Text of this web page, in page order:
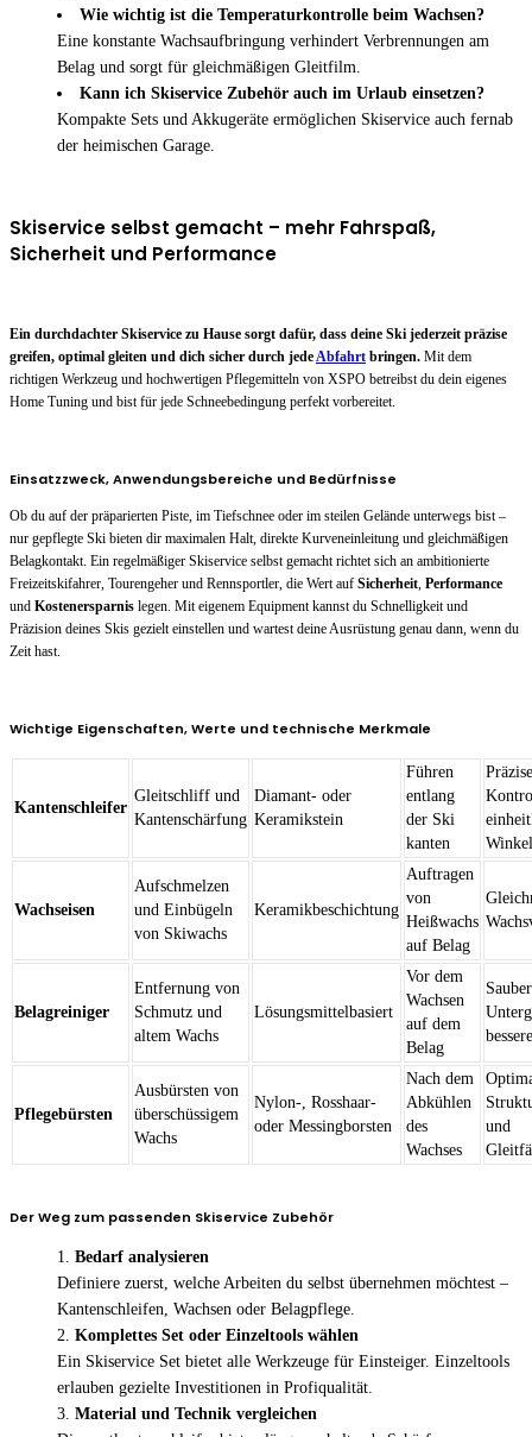
Wie wichtig ist die Temperaturkontrolle beim Wachsen?
Eine konstante Wachsaufbringung verhindert Verbrennungen am
Belag und sorgt für gleichmäßigen Gleitfilm.
Kann ich Skiservice Zubehör auch im Urlaub einsetzen?
Kompakte Sets und Akkugeräte ermöglichen Skiservice auch fernab
der heimischen Garage.
Skiservice selbst gemacht – mehr Fahrspaß,
Sicherheit und Performance
Ein durchdachter Skiservice zu Hause sorgt dafür, dass deine Ski jederzeit präzise
greifen, optimal gleiten und dich sicher durch jedeAbfahrt bringen. Mit dem
richtigen Werkzeug und hochwertigen Pflegemitteln von XSPO betreibst du dein eigenes
Home Tuning und bist für jede Schneebedingung perfekt vorbereitet.
Einsatzzweck, Anwendungsbereiche und Bedürfnisse
Ob du auf der präparierten Piste, im Tiefschnee oder im steilen Gelände unterwegs bist –
nur gepflegte Ski bieten dir maximalen Halt, direkte Kurveneinleitung und gleichmäßigen
Belagkontakt. Ein regelmäßiger Skiservice selbst gemacht richtet sich an ambitionierte
Freizeitskifahrer, Tourengeher und Rennsportler, die Wert auf Sicherheit, Performance
und Kostenersparnis legen. Mit eigenem Equipment kannst du Schnelligkeit und
Präzision deines Skis gezielt einstellen und wartest deine Ausrüstung genau dann, wenn du
Zeit hast.
Wichtige Eigenschaften, Werte und technische Merkmale
Kantenschleifer
Gleitschliff und
Kantenschärfung
Diamant- oder
Keramikstein
Führen
entlang
der Ski
kanten
Präzise
Winkel
Wachseisen
Aufschmelzen
und Einbügeln
von Skiwachs
Keramikbeschichtung
Auftragen
von
Heißwachs
auf Belag
Belagreiniger
Entfernung von
Schmutz und
altem Wachs
Lösungsmittelbasiert
Vor dem
Wachsen
auf dem
Belag
Pflegebürsten
Ausbürsten von
überschüssigem
Wachs
Nylon-, Rosshaar-
oder Messingborsten
Nach dem
Abkühlen
des
Wachses
und
Der Weg zum passenden Skiservice Zubehör
Bedarf analysieren
Definiere zuerst, welche Arbeiten du selbst übernehmen möchtest –
Kantenschleifen, Wachsen oder Belagpflege.
Komplettes Set oder Einzeltools wählen
Ein Skiservice Set bietet alle Werkzeuge für Einsteiger. Einzeltools
erlauben gezielte Investitionen in Profiqualität.
Material und Technik vergleichen